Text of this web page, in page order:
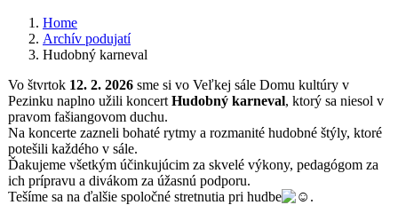
Home
Archív podujatí
Hudobný karneval
Vo štvrtok 12. 2. 2026sme si vo Veľkej sále Domu kultúry v
Pezinku naplno užili koncert Hudobný karneval, ktorý sa niesol v
pravom fašiangovom duchu.
Na koncerte zazneli bohaté rytmy a rozmanité hudobné štýly, ktoré
potešili každého v sále.
Ďakujeme všetkým účinkujúcim za skvelé výkony, pedagógom za
ich prípravu a divákom za úžasnú podporu.
Tešíme sa na ďalšie spoločné stretnutia pri hudbe
.